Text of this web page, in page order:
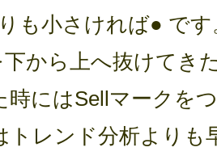
も小さければ● です
から上へ抜けてき
時にはSellマークを
トレンド分析より